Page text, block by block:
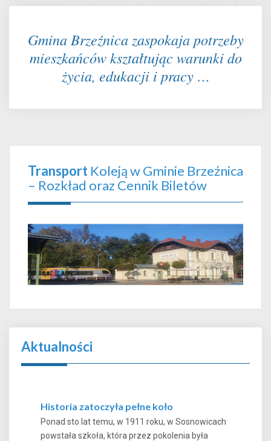
Gmina Brzeźnica zaspokaja potrzeby
mieszkańców kształtując warunki do
życia, edukacji i pracy …
Transport Koleją w Gminie Brzeźnica
– Rozkład oraz Cennik Biletów
Aktualności
Historia zatoczyła pełne koło
Ponad sto lat temu, w 1911 roku, w Sosnowicach
powstała szkoła, która przez pokolenia była